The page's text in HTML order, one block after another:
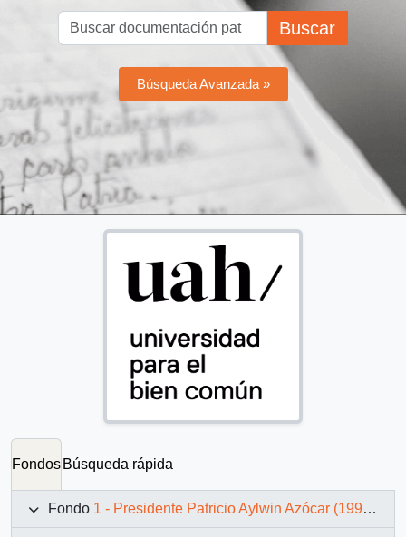
Buscar
Búsqueda Avanzada »
Fondos Búsqueda rápida
Fondo 1 - Presidente Patricio Aylwin Azócar (1990-1994)